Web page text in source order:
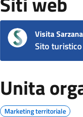
Visita Sarzana
Sito
Unita
Marketing territoriale